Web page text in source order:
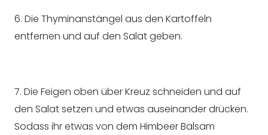
6. Die Thyminanstängel aus den Kartoffeln
entfernen und auf den Salat geben.
7. Die Feigen oben über Kreuz schneiden und auf
den Salat setzen und etwas auseinander drücken.
Sodass ihr etwas von dem Himbeer Balsam